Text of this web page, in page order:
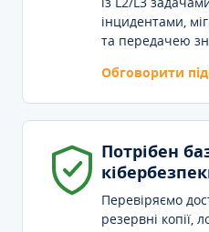
інцидентами,
та передачею
Обговорити
Потрібен
Перевіряємо
резервні копії,